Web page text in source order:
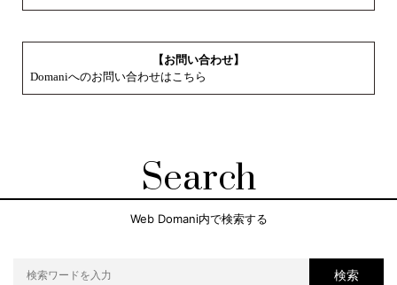
【お問い合わせ】
Domaniへのお問い合わせはこちら
Search
Web Domani内で検索する
検索